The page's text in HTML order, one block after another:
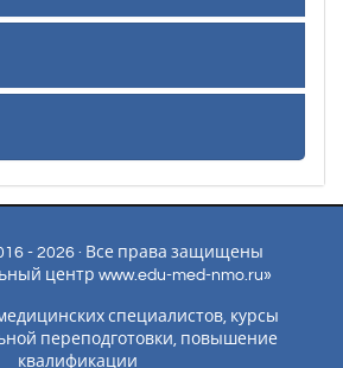
- 2026 · Все права защищены
центр www.edu-med-nmo.ru»
специалистов, курсы
переподготовки, повышение
квалификации